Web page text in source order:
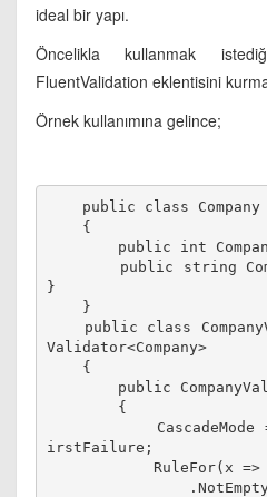
ideal bir yapı.
Öncelikla kullanmak
FluentValidation eklentisini
Örnek kullanımına gelince;
public class Company
{
public int
public string
}
}
public class
Validator<Company>
{
public
{
CascadeMode =
irstFailure;
RuleFor(x =>